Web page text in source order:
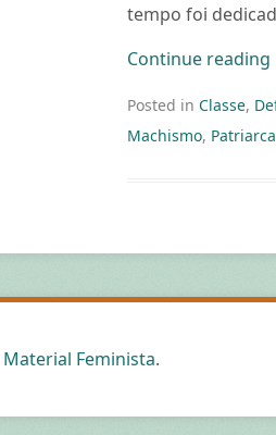
tempo foi
Continue reading
Posted in Classe,
Machismo,
Material Feminista.